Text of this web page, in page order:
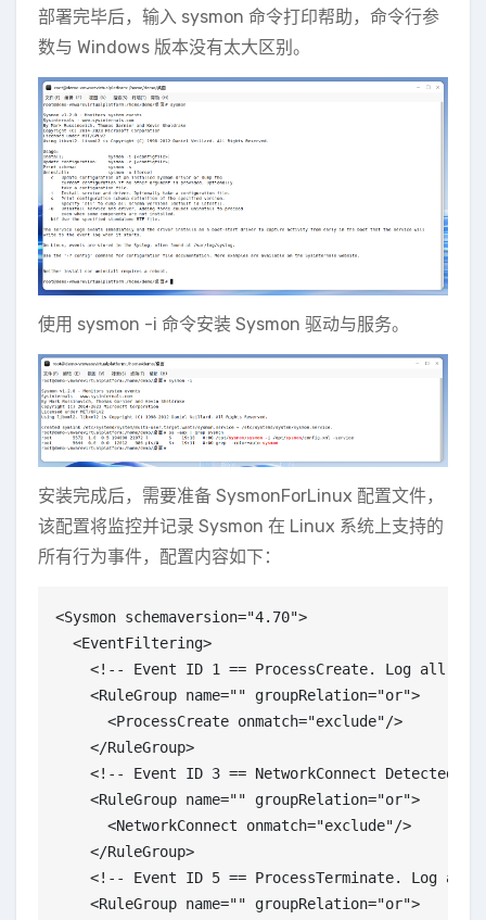
部署完毕后，输入 sysmon 命令打印帮助，命令行参
数与 Windows 版本没有太大区别。
使用 sysmon -i 命令安装 Sysmon 驱动与服务。
安装完成后，需要准备 SysmonForLinux 配置文件，
该配置将监控并记录 Sysmon 在 Linux 系统上支持的
所有行为事件，配置内容如下：
<Sysmon schemaversion="4.70">
  <EventFiltering>
<!-- Event ID 1 == ProcessCreate. Log all
    <RuleGroup name="" groupRelation="or">
      <ProcessCreate onmatch="exclude"/>
    </RuleGroup>
<!-- Event ID 3 == NetworkConnect Detected.
    <RuleGroup name="" groupRelation="or">
      <NetworkConnect onmatch="exclude"/>
    </RuleGroup>
<!-- Event ID 5 == ProcessTerminate. Log all
    <RuleGroup name="" groupRelation="or">